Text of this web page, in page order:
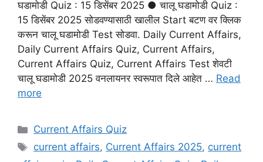
घडामोडी Quiz : 15 डिसेंबर 2025 ● चालू घडामोडी Quiz :
15 डिसेंबर 2025 सोडवण्यासाठी खालील Start बटण वर क्लिक
करून चालू घडामोडी Test सोडवा. Daily Current Affairs,
Daily Current Affairs Quiz, Current Affairs,
Current Affairs Quiz, Current Affairs Test शेवटी
चालू घडामोडी 2025 वनलायनर स्वरूपात दिले आहेत … Read
more
Categories
Current Affairs Quiz
Tags
current affairs, Current Affairs 2025, current